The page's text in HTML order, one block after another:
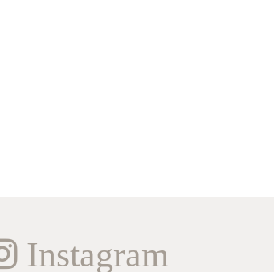
Instagram